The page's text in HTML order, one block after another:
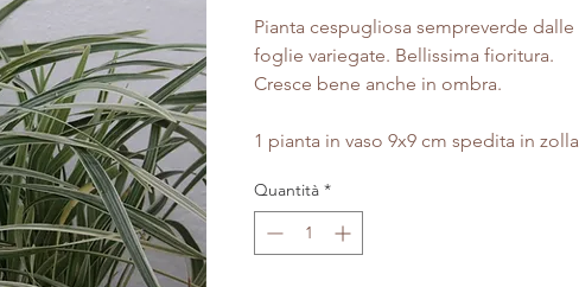
Pianta cespugliosa sempreverde dalle
foglie variegate. Bellissima fioritura.
Cresce bene anche in ombra.
1 pianta in vaso 9x9 cm spedita in zolla
Quantità *